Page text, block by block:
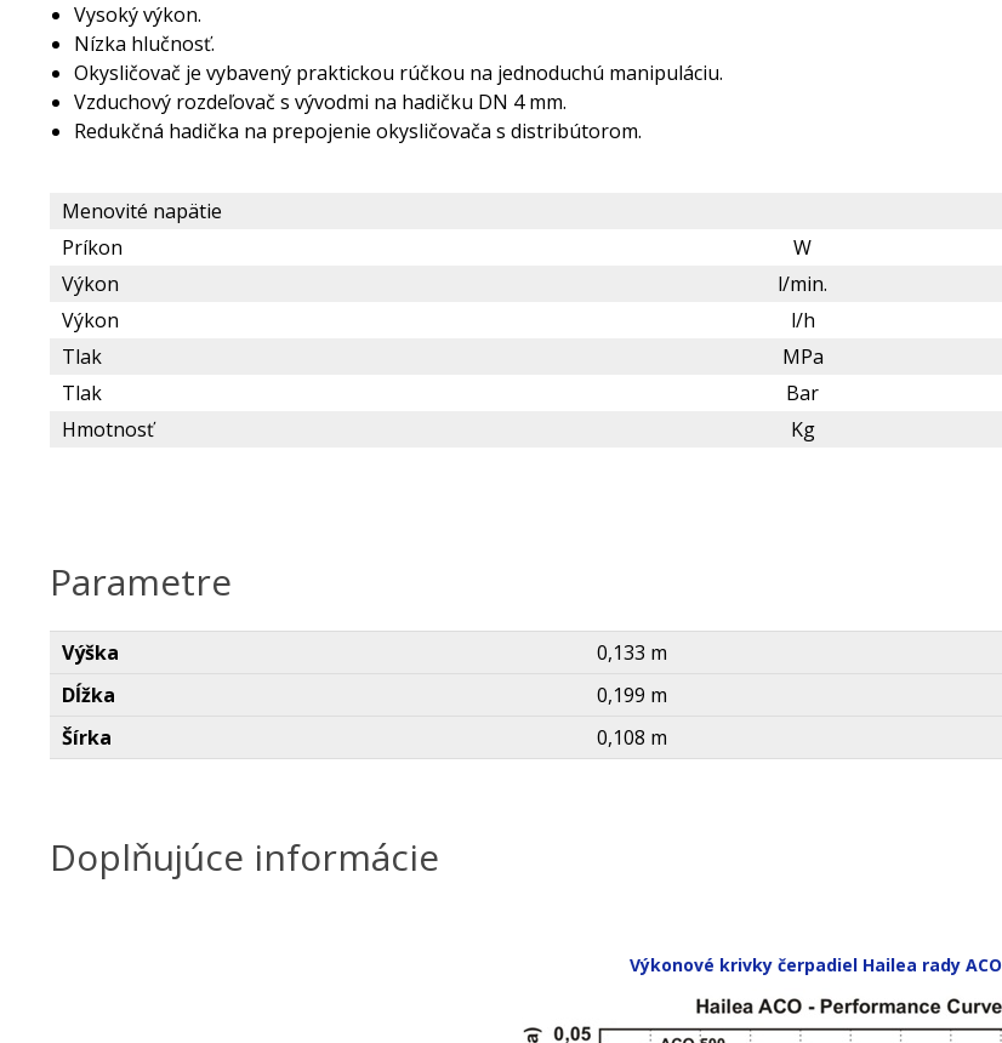
Vysoký výkon.
Nízka hlučnosť.
Okysličovač je vybavený praktickou rúčkou na jednoduchú manipuláciu.
Vzduchový rozdeľovač s vývodmi na hadičku DN 4 mm.
Redukčná hadička na prepojenie okysličovača s distribútorom.
Menovité napätie
Príkon
W
Výkon
l/min.
Výkon
l/h
Tlak
MPa
Tlak
Bar
Hmotnosť
Kg
Parametre
Výška
0,133 m
Dĺžka
0,199 m
Šírka
0,108 m
Doplňujúce informácie
Výkonové krivky čerpadiel Hailea rady ACO